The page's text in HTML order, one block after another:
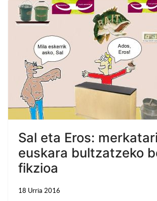
Sal eta Eros:
euskara bultzatzeko
fikzioa
18 Urria 2016